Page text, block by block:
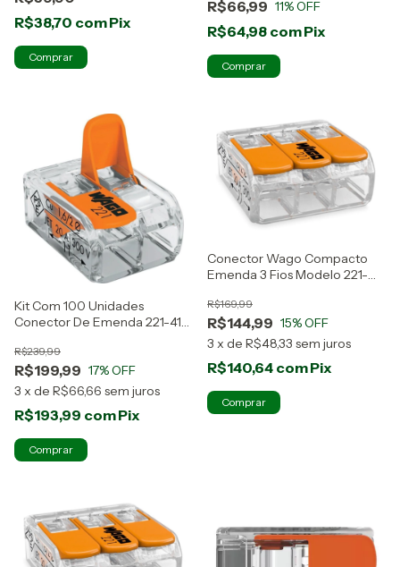
R$38,70 comPix
R$66,99 11% OFF
R$64,98 comPix
Kit Com 100 Unidades
Conector De Emenda 221-412
R$199,99
R$239,99
17% OFF
3 x de R$66,66 sem juros
R$193,99 comPix
Conector Wago Compacto
Emenda 3 Fios Modelo 221-
R$144,99
R$169,99
15% OFF
3 x de R$48,33 sem juros
R$140,64 comPix